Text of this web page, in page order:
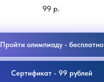
99 р.
Пройти олимпиаду - бесплатно
Сертификат - 99 рублей